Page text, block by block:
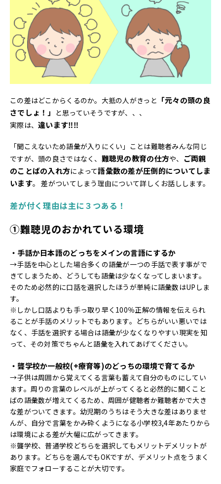
この差はどこからくるのか。大抵の人がきっと 「元々の頭の良
さでしょ！」 と思っていそうですが、、、
実際は、違います‼‼
「聞こえないため語彙が入りにくい」ことは難聴者みんな同じ
ですが、頭の良さではなく、 難聴児の教育の仕方や、
ご両親
のことばの入れ方によって語彙数の差が圧倒的についてしま
います。 差がついてしまう理由について詳しくお話しします。
差が付く理由は主に３つある！
①難聴児のおかれている環境
・手話か日本語のどっちをメインの言語にするか
→手話を中心とした場合多くの語彙が一つの手話で表す事がで
きてしまうため、どうしても語彙は少なくなってしまいます。
そのため必然的に口話を選択したほうが単純に語彙数はUPしま
す。
※しかし口話よりも手っ取り早く100％正解の情報を伝えられ
ることが手話のメリットでもあります。どちらがいい悪いでは
なく、手話を選択する場合は語彙が少なくなりやすい現実を知
って、その対策でちゃんと語彙を入れてあげてください。
・聾学校か一般校(+療育等)のどっちの環境で育てるか
→子供は周囲から覚えてくる言葉も蓄えて自分のものにしてい
ます。周りの言葉のレベルが上がってくると必然的に聞くこと
ばの語彙数が増えてくるため、周囲が健聴者か難聴者かで大き
な差がついてきます。幼児期のうちはそう大きな差はありませ
んが、自分で言葉をかみ砕くようになる小学校3,4年あたりから
は環境による差が大幅に広がってきます。
※聾学校、普通学校どちらを選択してもメリットデメリットが
あります。どちらを選んでもOKですが、デメリット点をうまく
家庭でフォローすることが大切です。